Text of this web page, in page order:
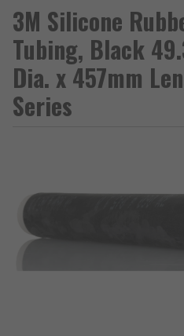
3M Silicone
Tubing, Black
Dia. x 457mm
Series